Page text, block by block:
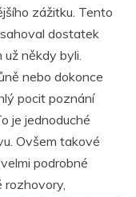
zážitku. Tento
dostatek
někdy byli.
nebo dokonce
pocit poznání
je jednoduché
Ovšem takové
podrobné
rozhovory,